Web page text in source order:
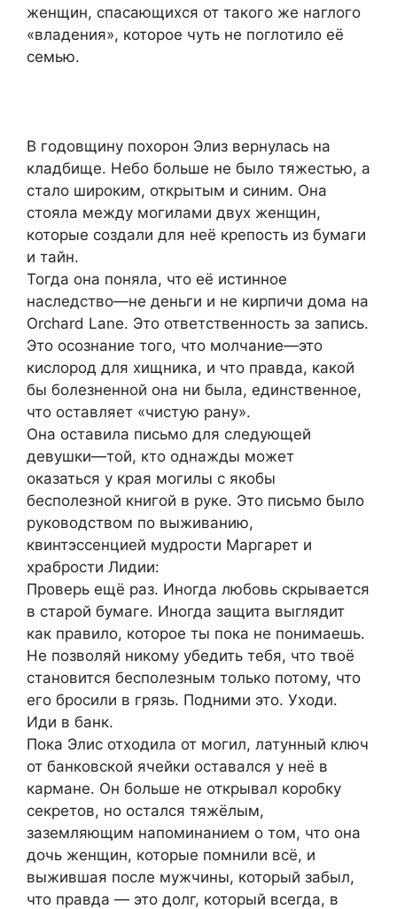
женщин, спасающихся от такого же наглого
«владения», которое чуть не поглотило её
семью.
В годовщину похорон Элиз вернулась на
кладбище. Небо больше не было тяжестью, а
стало широким, открытым и синим. Она
стояла между могилами двух женщин,
которые создали для неё крепость из бумаги
и тайн.
Тогда она поняла, что её истинное
наследство—не деньги и не кирпичи дома на
Orchard Lane. Это ответственность за запись.
Это осознание того, что молчание—это
кислород для хищника, и что правда, какой
бы болезненной она ни была, единственное,
что оставляет «чистую рану».
Она оставила письмо для следующей
девушки—той, кто однажды может
оказаться у края могилы с якобы
бесполезной книгой в руке. Это письмо было
руководством по выживанию,
квинтэссенцией мудрости Маргарет и
храбрости Лидии:
Проверь ещё раз. Иногда любовь скрывается
в старой бумаге. Иногда защита выглядит
как правило, которое ты пока не понимаешь.
Не позволяй никому убедить тебя, что твоё
становится бесполезным только потому, что
его бросили в грязь. Подними это. Уходи.
Иди в банк.
Пока Элис отходила от могил, латунный ключ
от банковской ячейки оставался у неё в
кармане. Он больше не открывал коробку
секретов, но остался тяжёлым,
заземляющим напоминанием о том, что она
дочь женщин, которые помнили всё, и
выжившая после мужчины, который забыл,
что правда — это долг, который всегда, в